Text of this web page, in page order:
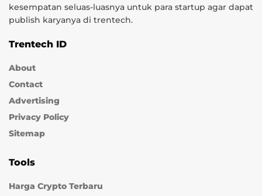
kesempatan seluas-luasnya untuk para startup agar dapat
publish karyanya di trentech.
Trentech ID
About
Contact
Advertising
Privacy Policy
Sitemap
Tools
Harga Crypto Terbaru